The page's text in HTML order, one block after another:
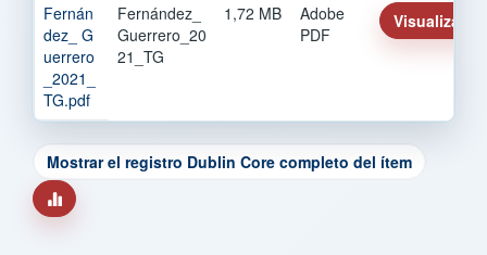
Fernán
dez_ G
uerrero
_2021_
TG.pdf
Fernández_
Guerrero_20
21_TG
1,72 MB
Adobe
PDF
Visualizar/
Mostrar el registro Dublin Core completo del ítem